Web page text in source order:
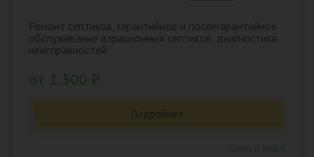
Ремонт септиков, гарантийное и послегарантийное
обслуживание аэрационных септиков, диагностика
неисправностей
Подробнее